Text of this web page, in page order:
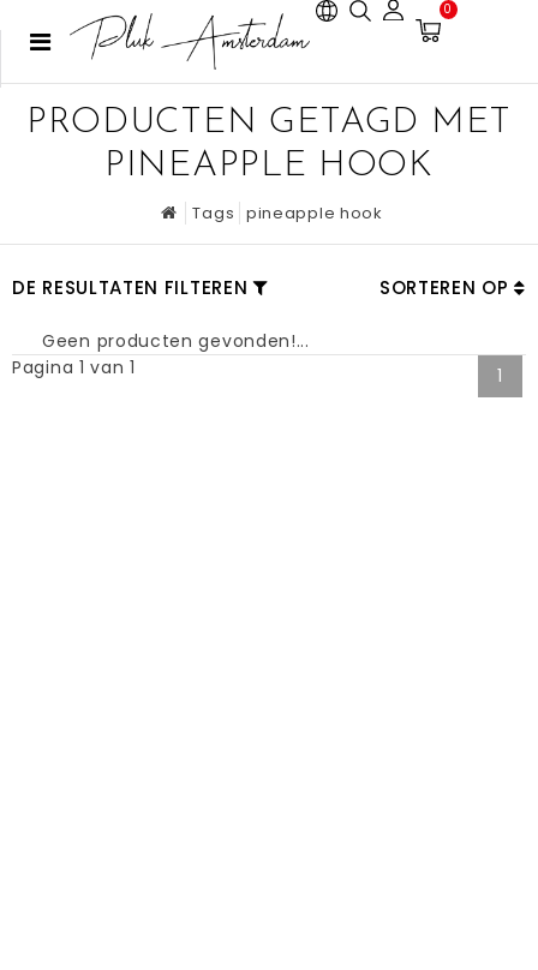
0
PRODUCTEN GETAGD MET
PINEAPPLE HOOK
Tags pineapple hook
DE RESULTATEN FILTEREN SORTEREN OP
Geen producten gevonden!...
Pagina 1 van 1
1